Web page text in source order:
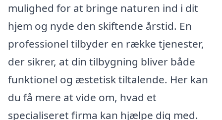
mulighed for at bringe naturen ind i dit
hjem og nyde den skiftende årstid. En
professionel tilbyder en række tjenester,
der sikrer, at din tilbygning bliver både
funktionel og æstetisk tiltalende. Her kan
du få mere at vide om, hvad et
specialiseret firma kan hjælpe dig med.